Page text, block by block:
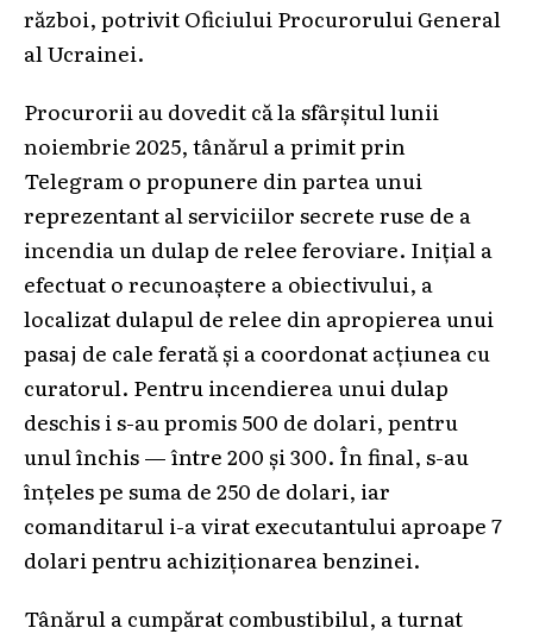
război, potrivit Oficiului Procurorului General
al Ucrainei.
Procurorii au dovedit că la sfârșitul lunii
noiembrie 2025, tânărul a primit prin
Telegram o propunere din partea unui
reprezentant al serviciilor secrete ruse de a
incendia un dulap de relee feroviare. Inițial a
efectuat o recunoaștere a obiectivului, a
localizat dulapul de relee din apropierea unui
pasaj de cale ferată și a coordonat acțiunea cu
curatorul. Pentru incendierea unui dulap
deschis i s-au promis 500 de dolari, pentru
unul închis — între 200 și 300. În final, s-au
înțeles pe suma de 250 de dolari, iar
comanditarul i-a virat executantului aproape 7
dolari pentru achiziționarea benzinei.
Tânărul a cumpărat combustibilul, a turnat